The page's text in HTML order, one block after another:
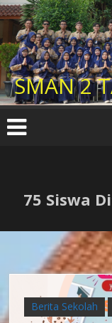
Lompat
ke
konten
SMAN 2
75 Siswa
Berita Sekolah